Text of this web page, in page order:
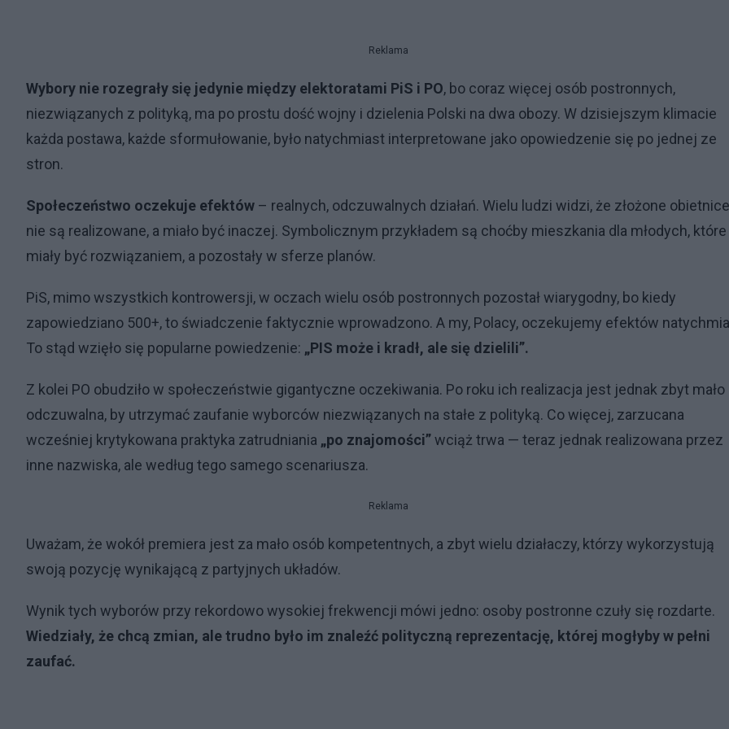
Reklama
Wybory nie rozegrały się jedynie między elektoratami PiS i PO, bo coraz więcej osób postronnych,
niezwiązanych z polityką, ma po prostu dość wojny i dzielenia Polski na dwa obozy. W dzisiejszym klimacie
każda postawa, każde sformułowanie, było natychmiast interpretowane jako opowiedzenie się po jednej ze
stron.
Społeczeństwo oczekuje efektów – realnych, odczuwalnych działań. Wielu ludzi widzi, że złożone obietnice
nie są realizowane, a miało być inaczej. Symbolicznym przykładem są choćby mieszkania dla młodych, które
miały być rozwiązaniem, a pozostały w sferze planów.
PiS, mimo wszystkich kontrowersji, w oczach wielu osób postronnych pozostał wiarygodny, bo kiedy
zapowiedziano 500+, to świadczenie faktycznie wprowadzono. A my, Polacy, oczekujemy efektów
To stąd wzięło się popularne powiedzenie: „PIS może i kradł, ale się dzielili”.
Z kolei PO obudziło w społeczeństwie gigantyczne oczekiwania. Po roku ich realizacja jest jednak zbyt mało
odczuwalna, by utrzymać zaufanie wyborców niezwiązanych na stałe z polityką. Co więcej, zarzucana
wcześniej krytykowana praktyka zatrudniania „po znajomości”wciąż trwa — teraz jednak realizowana przez
inne nazwiska, ale według tego samego scenariusza.
Reklama
Uważam, że wokół premiera jest za mało osób kompetentnych, a zbyt wielu działaczy, którzy wykorzystują
swoją pozycję wynikającą z partyjnych układów.
Wynik tych wyborów przy rekordowo wysokiej frekwencji mówi jedno: osoby postronne czuły się rozdarte.
Wiedziały, że chcą zmian, ale trudno było im znaleźć polityczną reprezentację, której mogłyby w pełni
zaufać.